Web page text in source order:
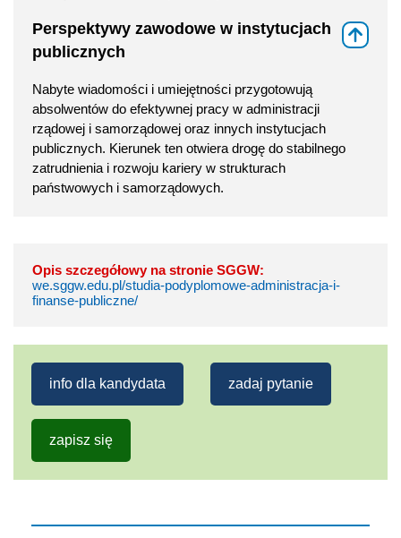
Perspektywy zawodowe w instytucjach
publicznych
Nabyte wiadomości i umiejętności przygotowują
absolwentów do efektywnej pracy w administracji
rządowej i samorządowej oraz innych instytucjach
publicznych. Kierunek ten otwiera drogę do stabilnego
zatrudnienia i rozwoju kariery w strukturach
państwowych i samorządowych.
Opis szczegółowy na stronie SGGW:
we.sggw.edu.pl/studia-podyplomowe-administracja-i-
finanse-publiczne/
info dla kandydata zadaj pytanie
zapisz się